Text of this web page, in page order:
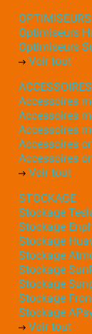
OPTIMISEURS
Optimiseurs
Optimiseurs
Voir tout
Accessoires
Accessoires
Accessoires
Accessoires
Accessoires
Voir tout
STOCKAGE
Stockage
Stockage
Stockage
Stockage
Stockage
Stockage
Stockage
Stockage
Voir tout